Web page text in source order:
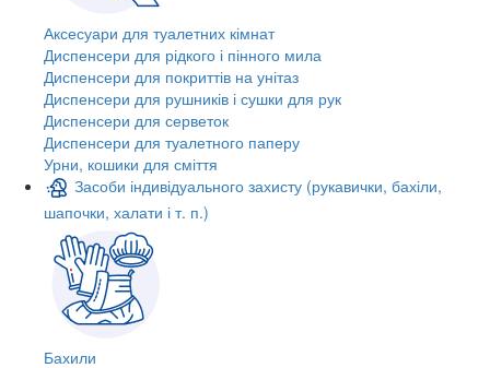
Аксесуари для туалетних кімнат
Диспенсери для рідкого і пінного мила
Диспенсери для покриттів на унітаз
Диспенсери для рушників і сушки для рук
Диспенсери для серветок
Диспенсери для туалетного паперу
Урни, кошики для сміття
Засоби індивідуального захисту (рукавички, бахіли,
шапочки, халати і т. п.)
Бахили